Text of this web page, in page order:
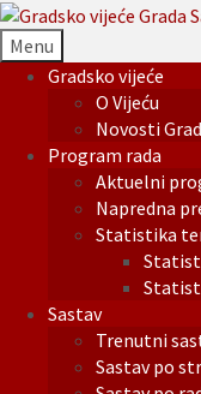
Menu
Gradsko vijeće
O Vijeću
Novosti
Program rada
Aktuelni
Napredna
Statistika
Sastav
Trenutni
Sastav po